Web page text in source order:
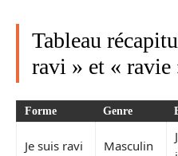
Tableau
ravi » et « ravie
Forme Genre
Je suis ravi Masculin